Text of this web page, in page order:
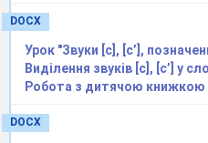
DOCX
Урок "Звуки [c], [c’],
Виділення звуків [c], [c’] у
Робота з дитячою книжкою
DOCX